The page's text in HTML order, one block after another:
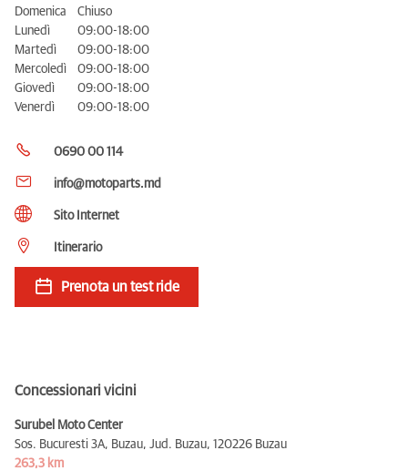
Domenica
Chiuso
Lunedì
09:00-18:00
Martedì
09:00-18:00
Mercoledì
09:00-18:00
Giovedì
09:00-18:00
Venerdì
09:00-18:00
0690 00 114
info@motoparts.md
Sito Internet
Itinerario
Prenota un test ride
Concessionari vicini
Surubel Moto Center
Sos. Bucuresti 3A, Buzau, Jud. Buzau, 120226 Buzau
263,3 km